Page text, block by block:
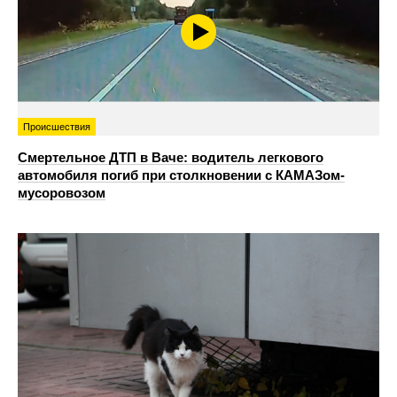
Происшествия
Смертельное ДТП в Ваче: водитель легкового
автомобиля погиб при столкновении с КАМАЗом-
мусоровозом